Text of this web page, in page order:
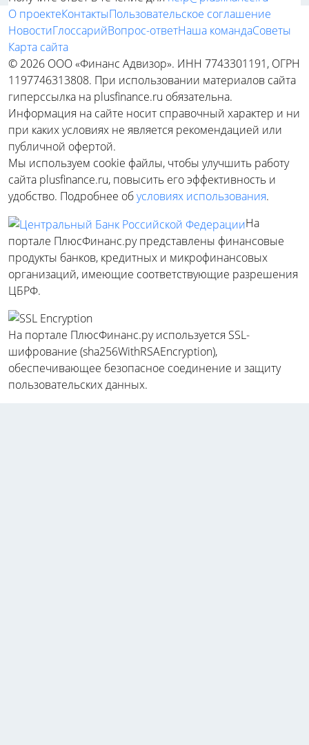
О проектеКонтактыПользовательское соглашение
НовостиГлоссарийВопрос-ответНаша командаСоветы
Карта сайта
© 2026 ООО «Финанс Адвизор». ИНН 7743301191, ОГРН
1197746313808. При использовании материалов сайта
гиперссылка на plusfinance.ru обязательна.
Информация на сайте носит справочный характер и ни
при каких условиях не является рекомендацией или
публичной офертой.
Мы используем cookie файлы, чтобы улучшить работу
сайта plusfinance.ru, повысить его эффективность и
удобство. Подробнее обусловиях использования.
На
портале ПлюсФинанс.ру представлены финансовые
продукты банков, кредитных и микрофинансовых
организаций, имеющие соответствующие разрешения
ЦБРФ.
На портале ПлюсФинанс.ру используется SSL-
шифрование (sha256WithRSAEncryption),
обеспечивающее безопасное соединение и защиту
пользовательских данных.